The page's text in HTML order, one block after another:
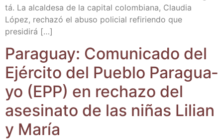
tá. La alcal­de­sa de la capi­tal colom­bia­na, Clau­dia
López, recha­zó el abu­so poli­cial refi­rien­do que
presidirá […]
Para­guay: Comu­ni­ca­do del
Ejér­ci­to del Pue­blo Para­gua­
yo (EPP) en recha­zo del
ase­si­na­to de las niñas Lilian
y María